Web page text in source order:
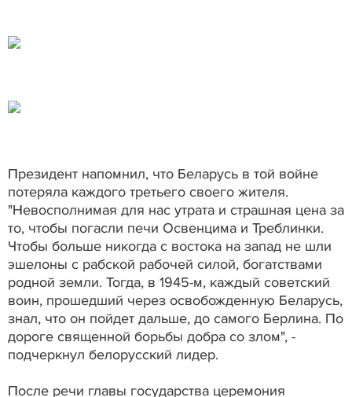
Президент напомнил, что Беларусь в той войне
потеряла каждого третьего своего жителя.
"Невосполнимая для нас утрата и страшная цена за
то, чтобы погасли печи Освенцима и Треблинки.
Чтобы больше никогда с востока на запад не шли
эшелоны с рабской рабочей силой, богатствами
родной земли. Тогда, в 1945-м, каждый советский
воин, прошедший через освобожденную Беларусь,
знал, что он пойдет дальше, до самого Берлина. По
дороге священной борьбы добра со злом", -
подчеркнул белорусский лидер.
После речи главы государства церемония